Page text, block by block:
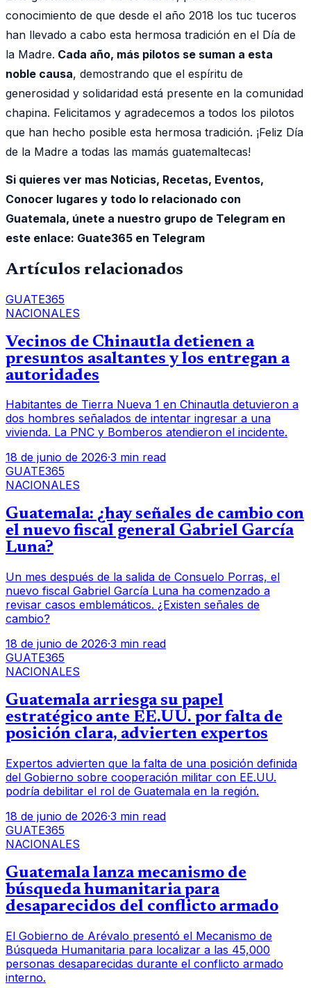
conocimiento de que desde el año 2018 los tuc tuceros
han llevado a cabo esta hermosa tradición en el Día de
la Madre. Cada año, más pilotos se suman a esta
noble causa, demostrando que el espíritu de
generosidad y solidaridad está presente en la comunidad
chapina. Felicitamos y agradecemos a todos los pilotos
que han hecho posible esta hermosa tradición. ¡Feliz Día
de la Madre a todas las mamás guatemaltecas!
Si quieres ver mas Noticias, Recetas, Eventos,
Conocer lugares y todo lo relacionado con
Guatemala, únete a nuestro grupo de Telegram en
este enlace: Guate365 en Telegram
Artículos relacionados
GUATE365
NACIONALES
Vecinos de Chinautla detienen a
presuntos asaltantes y los entregan a
autoridades
Habitantes de Tierra Nueva 1 en Chinautla detuvieron a
dos hombres señalados de intentar ingresar a una
vivienda. La PNC y Bomberos atendieron el incidente.
18 de junio de 2026·3 min read
GUATE365
NACIONALES
Guatemala: ¿hay señales de cambio con
el nuevo fiscal general Gabriel García
Luna?
Un mes después de la salida de Consuelo Porras, el
nuevo fiscal Gabriel García Luna ha comenzado a
revisar casos emblemáticos. ¿Existen señales de
cambio?
18 de junio de 2026·3 min read
GUATE365
NACIONALES
Guatemala arriesga su papel
estratégico ante EE.UU. por falta de
posición clara, advierten expertos
Expertos advierten que la falta de una posición definida
del Gobierno sobre cooperación militar con EE.UU.
podría debilitar el rol de Guatemala en la región.
18 de junio de 2026·3 min read
GUATE365
NACIONALES
Guatemala lanza mecanismo de
búsqueda humanitaria para
desaparecidos del conflicto armado
El Gobierno de Arévalo presentó el Mecanismo de
Búsqueda Humanitaria para localizar a las 45,000
personas desaparecidas durante el conflicto armado
interno.